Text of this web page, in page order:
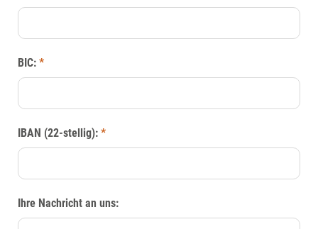
BIC: *
IBAN (22-stellig): *
Ihre Nachricht an uns: